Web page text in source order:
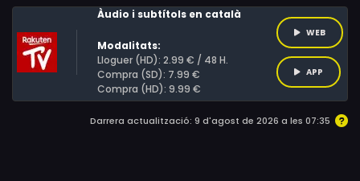
professor que veu el que passarà intenta donar
l'alarma, però les autoritats creuen que el problema és
ell.
Àudio i subtítols en català
Modalitats:
Lloguer (HD): 2.99 € / 48 H.
Compra (SD): 7.99 €
Compra (HD): 9.99 €
WEB
APP
Darrera actualització: 9 d'agost de 2026 a les 07:35